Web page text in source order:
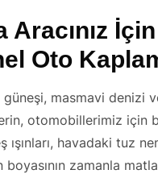
Aracınız
Oto
güneşi, masmavi denizi
otomobillerimiz için
ışınları, havadaki tuz
boyasının zamanla